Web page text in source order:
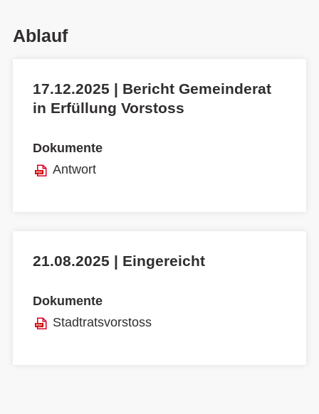
Ablauf
17.12.2025 | Bericht Gemeinderat
in Erfüllung Vorstoss
Dokumente
Antwort
21.08.2025 | Eingereicht
Dokumente
Stadtratsvorstoss